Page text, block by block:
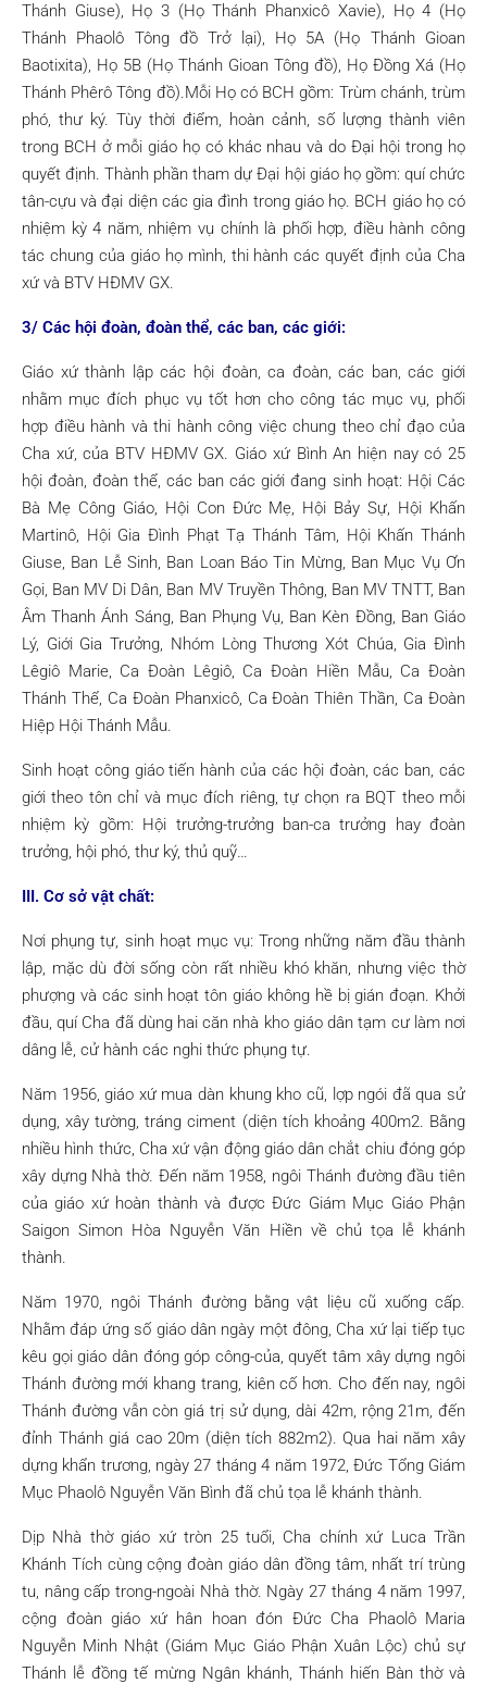
Thánh Giuse), Họ 3 (Họ Thánh Phanxicô Xavie), Họ 4 (Họ
Thánh Phaolô Tông đồ Trở lại), Họ 5A (Họ Thánh Gioan
Baotixita), Họ 5B (Họ Thánh Gioan Tông đồ), Họ Đồng Xá (Họ
Thánh Phêrô Tông đồ).Mỗi Họ có BCH gồm: Trùm chánh, trùm
phó, thư ký. Tùy thời điểm, hoàn cảnh, số lượng thành viên
trong BCH ở mỗi giáo họ có khác nhau và do Đại hội trong họ
quyết định. Thành phần tham dự Đại hội giáo họ gồm: quí chức
tân-cựu và đại diện các gia đình trong giáo họ. BCH giáo họ có
nhiệm kỳ 4 năm, nhiệm vụ chính là phối hợp, điều hành công
tác chung của giáo họ mình, thi hành các quyết định của Cha
xứ và BTV HĐMV GX.
3/ Các hội đoàn, đoàn thể, các ban, các giới:
Giáo xứ thành lập các hội đoàn, ca đoàn, các ban, các giới
nhằm mục đích phục vụ tốt hơn cho công tác mục vụ, phối
hợp điều hành và thi hành công việc chung theo chỉ đạo của
Cha xứ, của BTV HĐMV GX. Giáo xứ Bình An hiện nay có 25
hội đoàn, đoàn thể, các ban các giới đang sinh hoạt: Hội Các
Bà Mẹ Công Giáo, Hội Con Đức Mẹ, Hội Bảy Sự, Hội Khấn
Martinô, Hội Gia Đình Phạt Tạ Thánh Tâm, Hội Khấn Thánh
Giuse, Ban Lễ Sinh, Ban Loan Báo Tin Mừng, Ban Mục Vụ Ơn
Gọi, Ban MV Di Dân, Ban MV Truyền Thông, Ban MV TNTT, Ban
Âm Thanh Ánh Sáng, Ban Phụng Vụ, Ban Kèn Đồng, Ban Giáo
Lý, Giới Gia Trưởng, Nhóm Lòng Thương Xót Chúa, Gia Đình
Lêgiô Marie, Ca Đoàn Lêgiô, Ca Đoàn Hiền Mẫu, Ca Đoàn
Thánh Thể, Ca Đoàn Phanxicô, Ca Đoàn Thiên Thần, Ca Đoàn
Hiệp Hội Thánh Mẫu.
Sinh hoạt công giáo tiến hành của các hội đoàn, các ban, các
giới theo tôn chỉ và mục đích riêng, tự chọn ra BQT theo mỗi
nhiệm kỳ gồm: Hội trưởng-trưởng ban-ca trưởng hay đoàn
trưởng, hội phó, thư ký, thủ quỹ…
III. Cơ sở vật chất:
Nơi phụng tự, sinh hoạt mục vụ: Trong những năm đầu thành
lập, mặc dù đời sống còn rất nhiều khó khăn, nhưng việc thờ
phượng và các sinh hoạt tôn giáo không hề bị gián đoạn. Khởi
đầu, quí Cha đã dùng hai căn nhà kho giáo dân tạm cư làm nơi
dâng lễ, cử hành các nghi thức phụng tự.
Năm 1956, giáo xứ mua dàn khung kho cũ, lợp ngói đã qua sử
dụng, xây tường, tráng ciment (diện tích khoảng 400m2. Bằng
nhiều hình thức, Cha xứ vận động giáo dân chắt chiu đóng góp
xây dựng Nhà thờ. Đến năm 1958, ngôi Thánh đường đầu tiên
của giáo xứ hoàn thành và được Đức Giám Mục Giáo Phận
Saigon Simon Hòa Nguyễn Văn Hiền về chủ tọa lễ khánh
thành.
Năm 1970, ngôi Thánh đường bằng vật liệu cũ xuống cấp.
Nhằm đáp ứng số giáo dân ngày một đông, Cha xứ lại tiếp tục
kêu gọi giáo dân đóng góp công-của, quyết tâm xây dựng ngôi
Thánh đường mới khang trang, kiên cố hơn. Cho đến nay, ngôi
Thánh đường vẫn còn giá trị sử dụng, dài 42m, rộng 21m, đến
đỉnh Thánh giá cao 20m (diện tích 882m2). Qua hai năm xây
dựng khẩn trương, ngày 27 tháng 4 năm 1972, Đức Tổng Giám
Mục Phaolô Nguyễn Văn Bình đã chủ tọa lễ khánh thành.
Dịp Nhà thờ giáo xứ tròn 25 tuổi, Cha chính xứ Luca Trần
Khánh Tích cùng cộng đoàn giáo dân đồng tâm, nhất trí trùng
tu, nâng cấp trong-ngoài Nhà thờ. Ngày 27 tháng 4 năm 1997,
cộng đoàn giáo xứ hân hoan đón Đức Cha Phaolô Maria
Nguyễn Minh Nhật (Giám Mục Giáo Phận Xuân Lộc) chủ sự
Thánh lễ đồng tế mừng Ngân khánh, Thánh hiến Bàn thờ và